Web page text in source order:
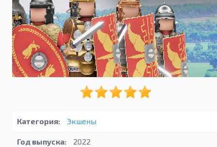
Категория: Экшены
Год выпуска: 2022